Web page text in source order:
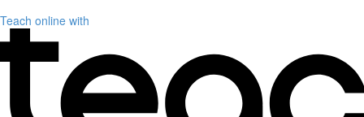
Teach online with